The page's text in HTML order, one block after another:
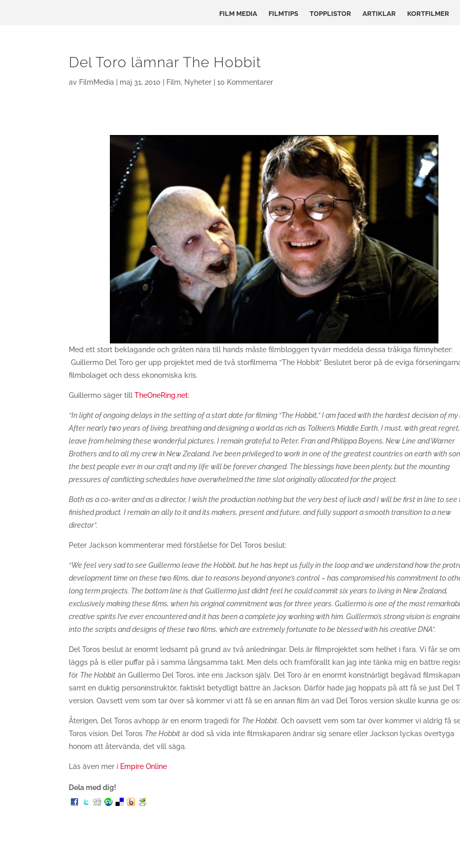
FILM MEDIA FILMTIPS TOPPLISTOR ARTIKLAR KORTFILMER
Del Toro lämnar The Hobbit
av FilmMedia maj 31, 2010 Film, Nyheter |10 Kommentarer
Med ett stort beklagande och gråten nära till hands måste filmbloggen tyvärr meddela dessa tråkiga filmnyheter:
Guillermo Del Toro ger upp projektet med de två storfilmerna “The Hobbit” Beslutet beror på de eviga
filmbolaget och dess ekonomiska kris.
Guillermo säger tillTheOneRing.net:
“In light of ongoing delays in the setting of a start date for filming “The Hobbit,” I am faced with the hardest decision of my
After nearly two years of living, breathing and designing a world as rich as Tolkien’s Middle Earth, I must, with great
leave from helming these wonderful pictures. I remain grateful to Peter, Fran and Philippa Boyens, New Line and Warner
Brothers and to all my crew in New Zealand. I’ve been privileged to work in one of the greatest countries on earth with
the best people ever in our craft and my life will be forever changed. The blessings have been plenty, but the mounting
pressures of conflicting schedules have overwhelmed the time slot originally allocated for the project.
Both as a co-writer and as a director, I wish the production nothing but the very best of luck and I will be first in line to see
finished product. I remain an ally to it and its makers, present and future, and fully support a smooth transition to a new
director”.
Peter Jackson kommenterar med förståelse för Del Toros beslut:
“We feel very sad to see Guillermo leave the Hobbit, but he has kept us fully in the loop and we understand how the
development time on these two films, due to reasons beyond anyone’s control – has compromised his commitment to
long term projects. The bottom line is that Guillermo just didn’t feel he could commit six years to living in New Zealand,
exclusively making these films, when his original commitment was for three years. Guillermo is one of the most
creative spirits I’ve ever encountered and it has been a complete joy working with him. Guillermo’s strong vision is
into the scripts and designs of these two films, which are extremely fortunate to be blessed with his creative DNA”.
Del Toros beslut är enormt ledsamt på grund av två anledningar. Dels är filmprojektet som helhet i fara. Vi får se
läggs på is eller puffar på i samma långsamma takt. Men dels och framförallt kan jag inte tänka mig en bättre
för The Hobbit än Guillermo Del Toros, inte ens Jackson själv. Del Toro är en enormt konstnärligt begåvad
samt en duktig personinstruktör, faktiskt betydligt bättre än Jackson. Därför hade jag hoppats på att få se just Del
version. Oavsett vem som tar över så kommer vi att få se en annan film än vad Del Toros version skulle kunna ge
Återigen, Del Toros avhopp är en enorm tragedi för The Hobbit. Och oavsett vem som tar över kommer vi aldrig få
Toros vision. Del Toros The Hobbit är död så vida inte filmskaparen ändrar sig senare eller Jackson lyckas övertyga
honom att återvända, det vill säga.
Läs även mer i Empire Online
Dela med dig!